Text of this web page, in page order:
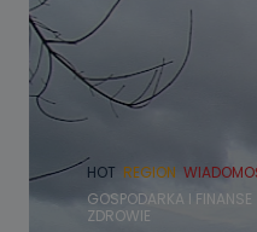
HOT REGION
GOSPODARKA I FINANSE
ZDROWIE